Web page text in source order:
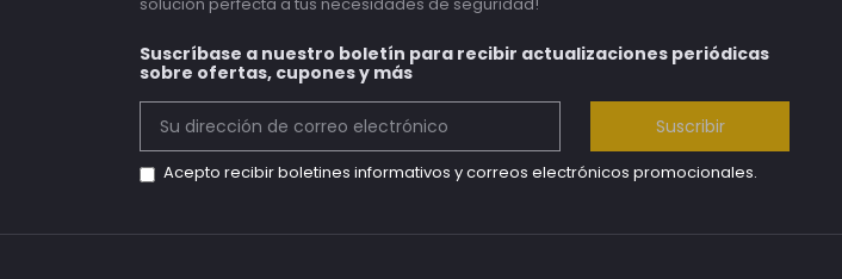
Suscríbase a nuestro boletín para recibir actualizaciones periódicas
sobre ofertas, cupones y más
Suscribir
Acepto recibir boletines informativos y correos electrónicos promocionales.